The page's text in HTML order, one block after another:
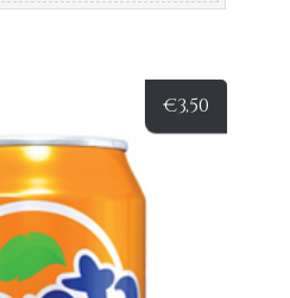
€3,50